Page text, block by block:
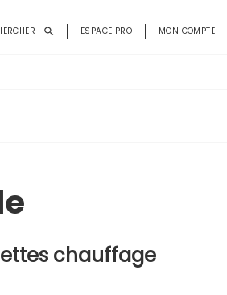
ESPACE PRO MON COMPTE
chauffage